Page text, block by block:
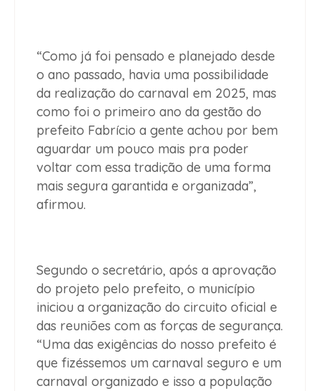
“Como já foi pensado e planejado desde
o ano passado, havia uma possibilidade
da realização do carnaval em 2025, mas
como foi o primeiro ano da gestão do
prefeito Fabrício a gente achou por bem
aguardar um pouco mais pra poder
voltar com essa tradição de uma forma
mais segura garantida e organizada”,
afirmou.
Segundo o secretário, após a aprovação
do projeto pelo prefeito, o município
iniciou a organização do circuito oficial e
das reuniões com as forças de segurança.
“Uma das exigências do nosso prefeito é
que fizéssemos um carnaval seguro e um
carnaval organizado e isso a população